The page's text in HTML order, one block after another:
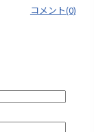
コメント(0)